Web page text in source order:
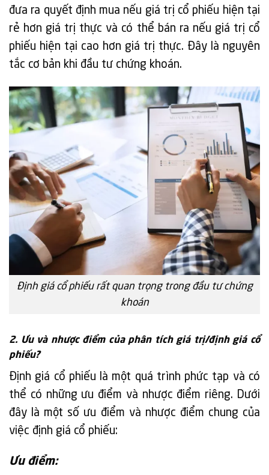
đưa ra quyết định mua nếu giá trị cổ phiếu hiện tại
rẻ hơn giá trị thực và có thể bán ra nếu giá trị cổ
phiếu hiện tại cao hơn giá trị thực. Đây là nguyên
tắc cơ bản khi đầu tư chứng khoán.
Định giá cổ phiếu rất quan trọng trong đầu tư chứng
khoán
2. Ưu và nhược điểm của phân tích giá trị/định giá cổ
phiếu?
Định giá cổ phiếu là một quá trình phức tạp và có
thể có những ưu điểm và nhược điểm riêng. Dưới
đây là một số ưu điểm và nhược điểm chung của
việc định giá cổ phiếu:
Ưu điểm: